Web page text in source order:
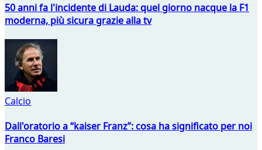
50 anni fa l'incidente di Lauda: quel giorno nacque la F1
moderna, più sicura grazie alla tv
Calcio
Dall'oratorio a “kaiser Franz”: cosa ha significato per noi
Franco Baresi